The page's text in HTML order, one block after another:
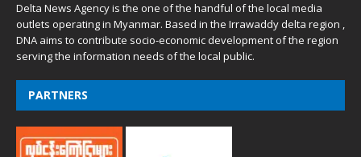
Delta News Agency is the one of the handful of the local media
outlets operating in Myanmar. Based in the Irrawaddy delta region ,
DNA aims to contribute socio-economic development of the region
serving the information needs of the local public.
PARTNERS